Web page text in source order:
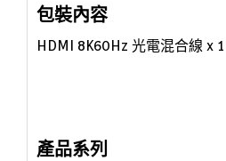
包裝內容
HDMI 8K60Hz 光電混合線 x 1
產品系列